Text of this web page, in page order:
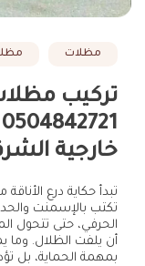
مظلات
تركيب
خارجية
تبدأ حكاية درع الأناقة
تكتب بالإسمنت
الحرفي، حتى تتحول
أن يلفت الظلال. وما
بمهمة الحماية، بل